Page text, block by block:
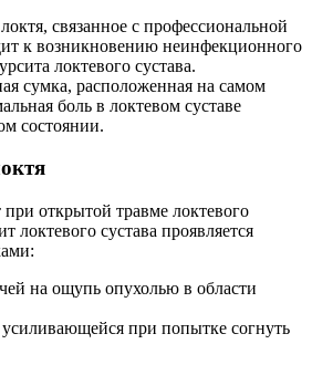
связанное с профессиональной
к возникновению неинфекционного
локтевого сустава.
сумка, расположенная на самом
боль в локтевом суставе
состоянии.
при открытой травме локтевого
локтевого сустава проявляется
на ощупь опухолью в области
при попытке согнуть